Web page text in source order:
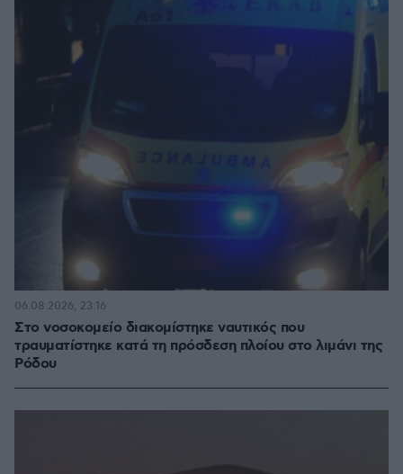
Στο νοσοκομείο διακομίστηκε ναυτικός που
τραυματίστηκε κατά τη πρόσδεση πλοίου στο λιμάνι της
Ρόδου
06.08.2026, 23:16